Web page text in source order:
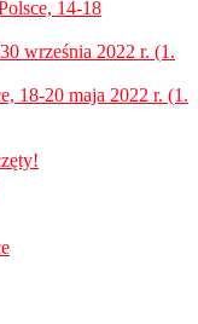
14-18
września 2022 r. (1.
18-20 maja 2022 r. (1.